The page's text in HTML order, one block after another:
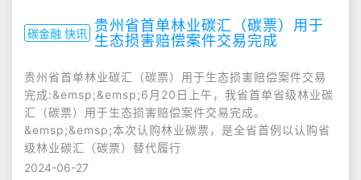
碳金融 快讯 贵州省首单林业碳汇（碳票）用于
生态损害赔偿案件交易完成
贵州省首单林业碳汇（碳票）用于生态损害赔偿案件交易
完成:&emsp;&emsp;6月20日上午，我省首单省级林业碳
汇（碳票）用于生态损害赔偿案件交易完成。
&emsp;&emsp;本次认购林业碳票，是全省首例以认购省
级林业碳汇（碳票）替代履行
2024-06-27